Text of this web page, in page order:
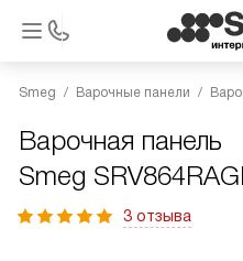
Smeg Варочные панели
Варочная панель
Smeg
3 отзыва